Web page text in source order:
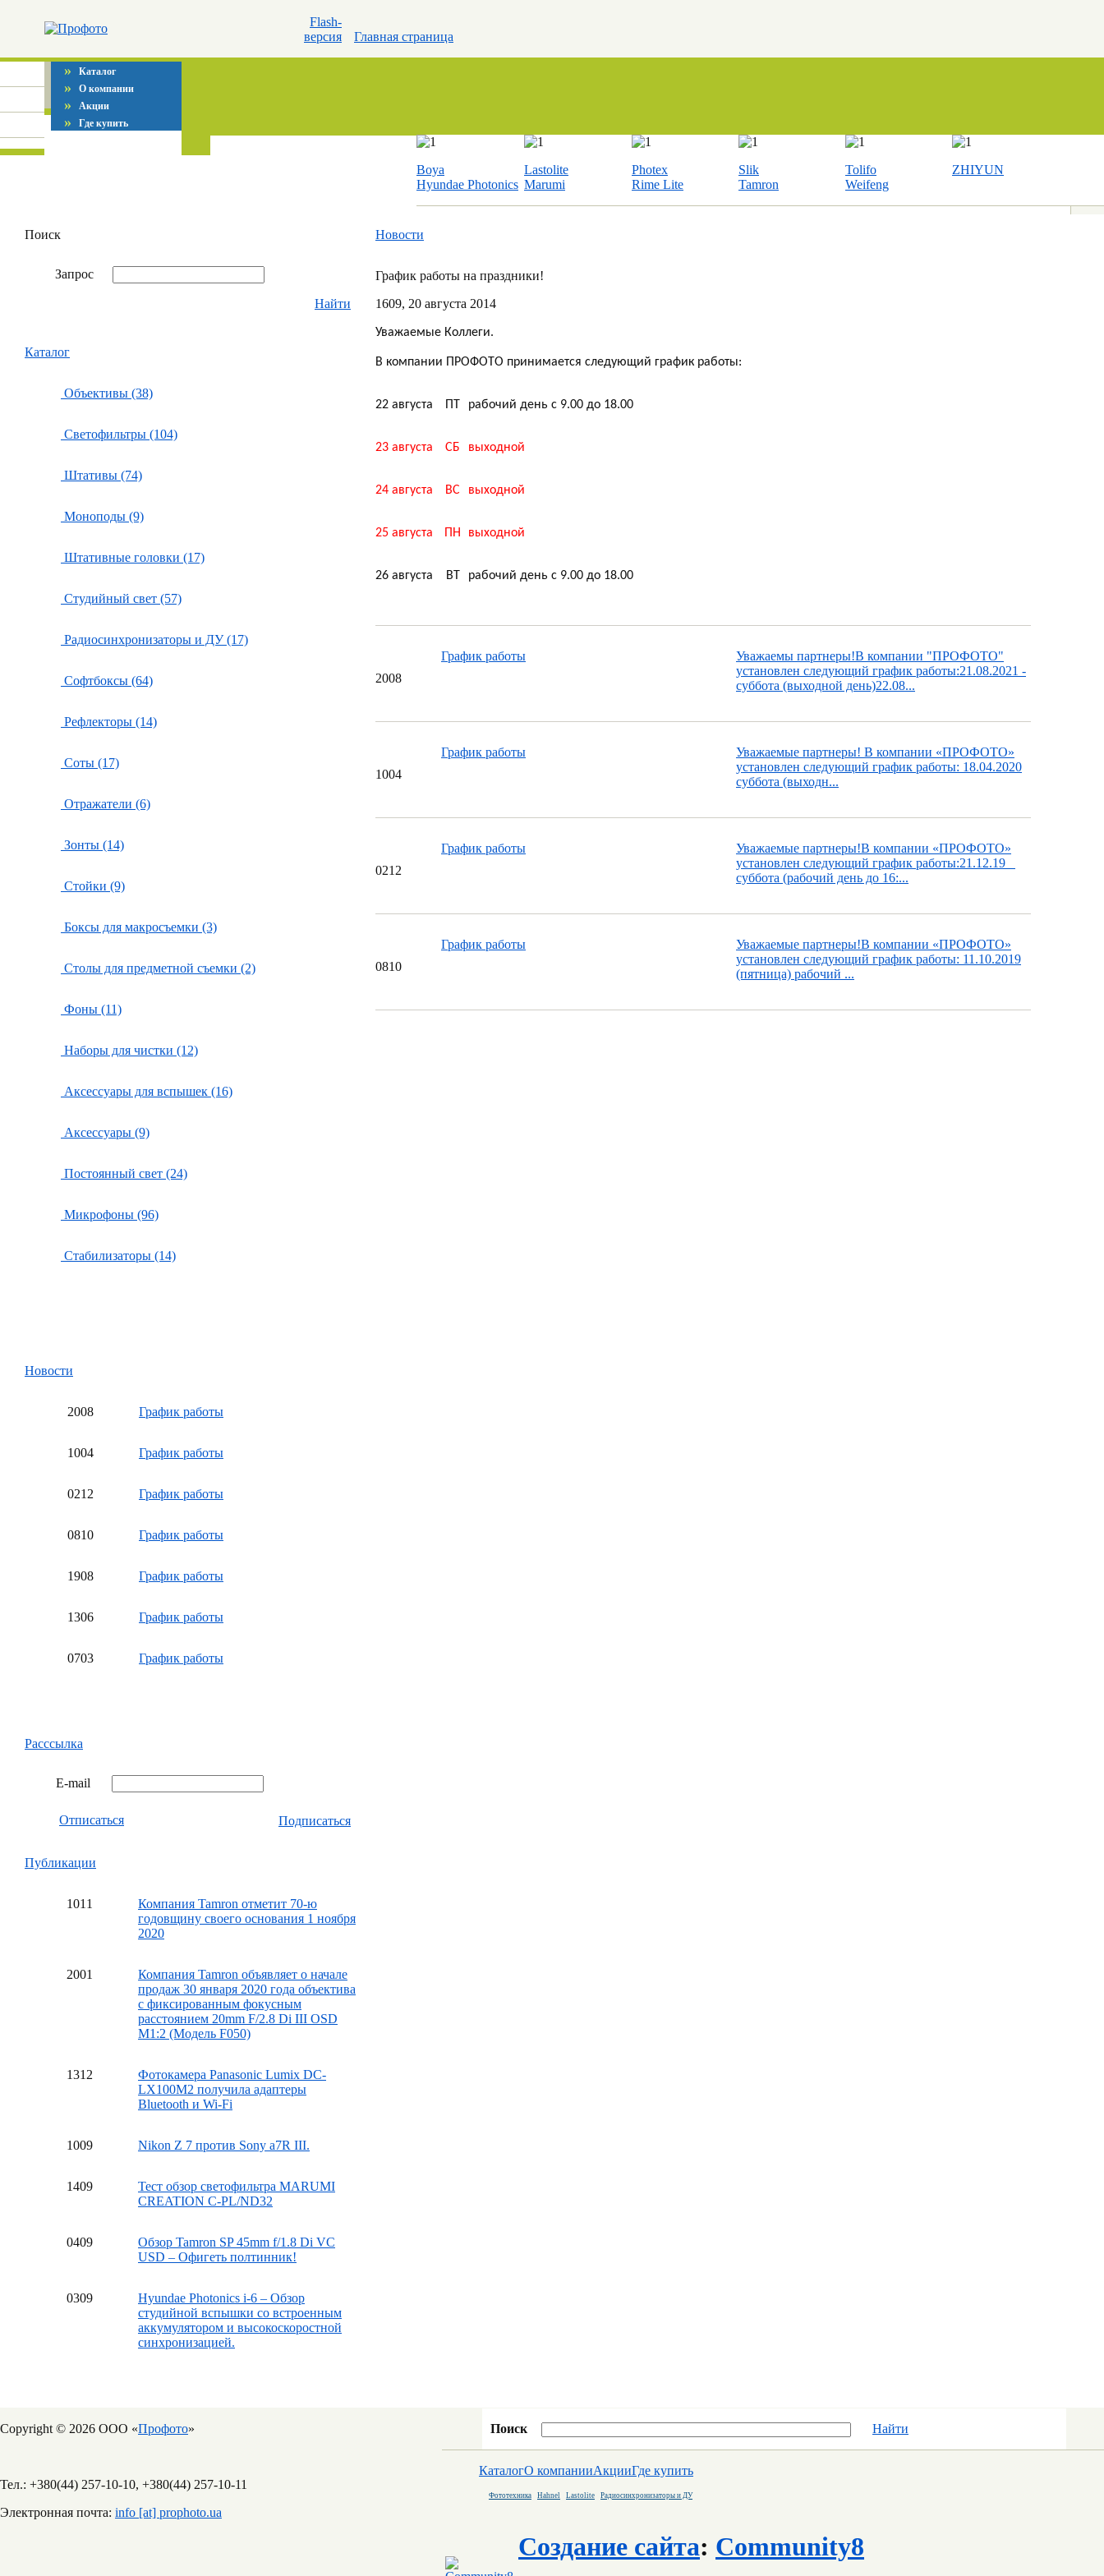
Flash-
версия
Главная страница
» Каталог
» О компании
» Акции
» Где купить
Boya
Hyundae Photonics
Lastolite
Marumi
Photex
Rime Lite
Slik
Tamron
Tolifo
Weifeng
ZHIYUN
Поиск
Запрос
Найти
Каталог
Объективы (38)
Светофильтры (104)
Штативы (74)
Моноподы (9)
Штативные головки (17)
Студийный свет (57)
Радиосинхронизаторы и ДУ (17)
Софтбоксы (64)
Рефлекторы (14)
Соты (17)
Отражатели (6)
Зонты (14)
Стойки (9)
Боксы для макросъемки (3)
Столы для предметной съемки (2)
Фоны (11)
Наборы для чистки (12)
Аксессуары для вспышек (16)
Аксессуары (9)
Постоянный свет (24)
Микрофоны (96)
Стабилизаторы (14)
Новости
2008 График работы
1004 График работы
0212 График работы
0810 График работы
1908 График работы
1306 График работы
0703 График работы
Расссылка
E-mail
Отписаться Подписаться
Публикации
1011
Компания Tamron отметит 70-ю
годовщину своего основания 1 ноября
2020
2001
Компания Tamron объявляет о начале
продаж 30 января 2020 года объектива
с фиксированным фокусным
расстоянием 20mm F/2.8 Di III OSD
M1:2 (Модель F050)
1312
Фотокамера Panasonic Lumix DC-
LX100M2 получила адаптеры
Bluetooth и Wi-Fi
1009 Nikon Z 7 против Sony a7R III.
1409
Тест обзор светофильтра MARUMI
CREATION C-PL/ND32
0409
Обзор Tamron SP 45mm f/1.8 Di VC
USD – Офигеть полтинник!
0309
Hyundae Photonics i-6 – Обзор
студийной вспышки со встроенным
аккумулятором и высокоскоростной
синхронизацией.
Новости
График работы на праздники!
1609, 20 августа 2014
Уважаемые Коллеги.
В компании ПРОФОТО принимается следующий график работы:
22 августа ПТ рабочий день с 9.00 до 18.00
23 августа СБ выходной
24 августа ВС выходной
25 августа ПН выходной
26 августа ВТ рабочий день с 9.00 до 18.00
2008
График работы
Уважаемы партнеры!В компании "ПРОФОТО"
установлен следующий график работы:21.08.2021 -
суббота (выходной день)22.08...
1004
График работы
Уважаемые партнеры! В компании «ПРОФОТО»
установлен следующий график работы: 18.04.2020
суббота (выходн...
0212
График работы
Уважаемые партнеры!В компании «ПРОФОТО»
установлен следующий график работы:21.12.19
суббота (рабочий день до 16:...
0810
График работы
Уважаемые партнеры!В компании «ПРОФОТО»
установлен следующий график работы: 11.10.2019
(пятница) рабочий ...
Copyright © 2026 ООО «Профото»
Тел.: +380(44) 257-10-10, +380(44) 257-10-11
Электронная почта: info [at] prophoto.ua
Поиск Найти
КаталогО компанииАкцииГде купить
Фототехника Hahnel Lastolite Радиосинхронизаторы и ДУ
Создание сайта: Community8